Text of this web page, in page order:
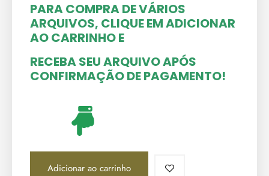
PARA COMPRA DE VÁRIOS
ARQUIVOS, CLIQUE EM ADICIONAR
AO CARRINHOE
RECEBA SEU ARQUIVO APÓS
CONFIRMAÇÃO DE PAGAMENTO!
Adicionar ao carrinho